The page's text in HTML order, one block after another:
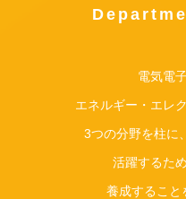
電気電
エネルギー・エレ
3つの分野を柱に
活躍するた
養成すること